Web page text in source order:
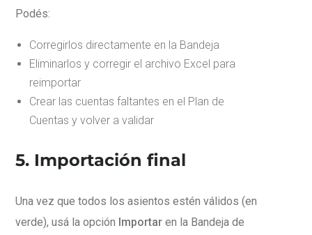
Podés:
Corregirlos directamente en la Bandeja
Eliminarlos y corregir el archivo Excel para
reimportar
Crear las cuentas faltantes en el Plan de
Cuentas y volver a validar
5. Importación final
Una vez que todos los asientos estén válidos (en
verde), usá la opción Importar en la Bandeja de